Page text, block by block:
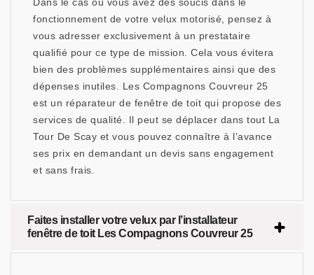
Dans le cas où vous avez des soucis dans le
fonctionnement de votre velux motorisé, pensez à
vous adresser exclusivement à un prestataire
qualifié pour ce type de mission. Cela vous évitera
bien des problèmes supplémentaires ainsi que des
dépenses inutiles. Les Compagnons Couvreur 25
est un réparateur de fenêtre de toit qui propose des
services de qualité. Il peut se déplacer dans tout La
Tour De Scay et vous pouvez connaître à l’avance
ses prix en demandant un devis sans engagement
et sans frais.
Faites installer votre velux par l’installateur
fenêtre de toit Les Compagnons Couvreur 25